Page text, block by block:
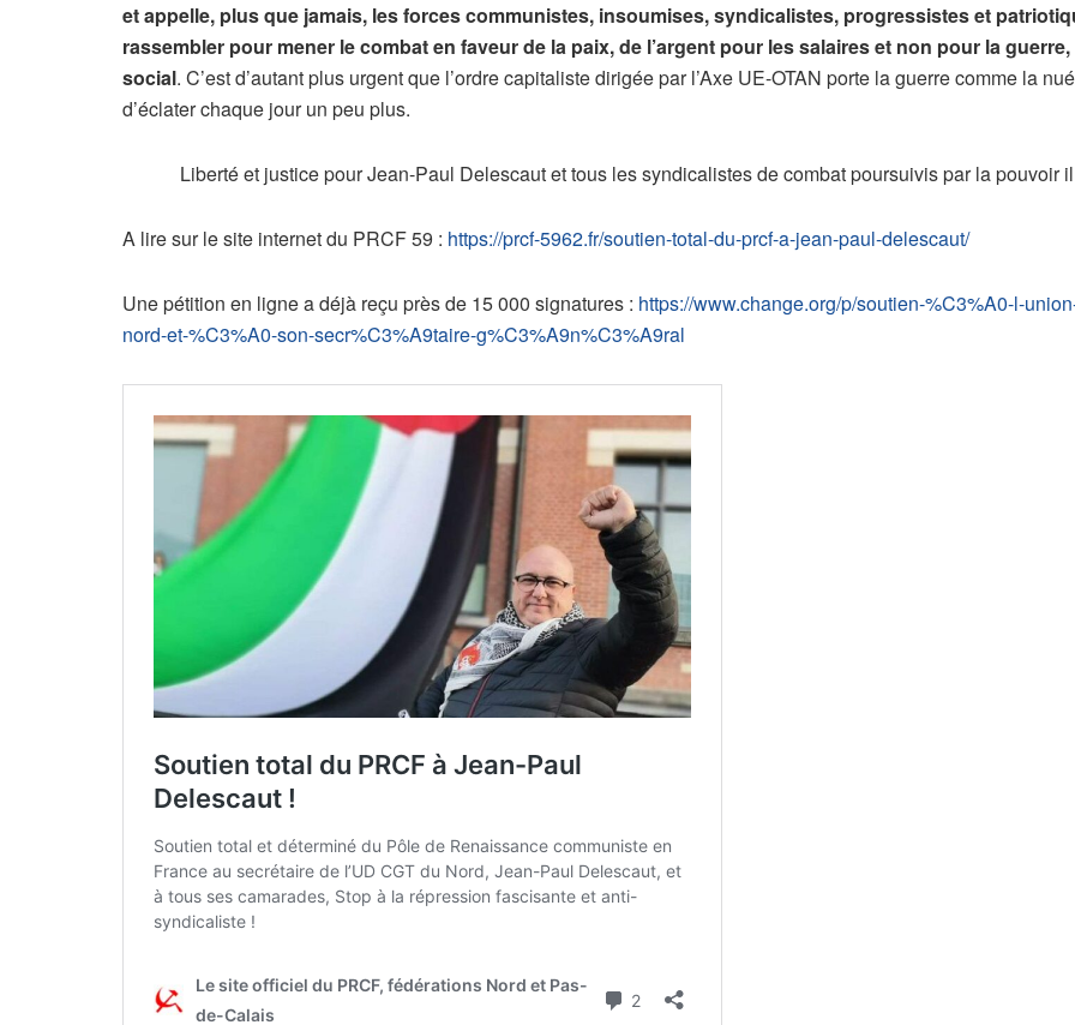
et appelle, plus que jamais, les forces communistes, insoumises, syndicalistes, progressistes et
rassembler pour mener le combat en faveur de la paix, de l’argent pour les salaires et non pour la
social. C’est d’autant plus urgent que l’ordre capitaliste dirigée par l’Axe UE-OTAN porte la guerre comme la
d’éclater chaque jour un peu plus.
Liberté et justice pour Jean-Paul Delescaut et tous les syndicalistes de combat poursuivis par la pouvoir
A lire sur le site internet du PRCF 59 : https://prcf-5962.fr/soutien-total-du-prcf-a-jean-paul-delescaut/
Une pétition en ligne a déjà reçu près de 15 000 signatures : https://www.change.org/p/soutien-%C3%A0-l-
nord-et-%C3%A0-son-secr%C3%A9taire-g%C3%A9n%C3%A9ral